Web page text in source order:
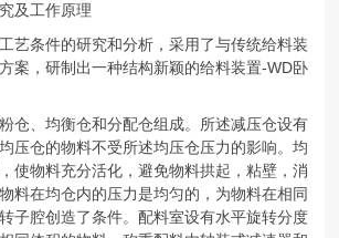
及工作原理
艺条件的研究和分析，采用了与传统给料装
案，研制出一种结构新颖的给料装置-WD卧
仓、均衡仓和分配仓组成。所述减压仓设有
压仓的物料不受所述均压仓压力的影响。均
使物料充分活化，避免物料拱起，粘壁，消
料在均仓内的压力是均匀的，为物料在相同
子腔创造了条件。配料室设有水平旋转分度